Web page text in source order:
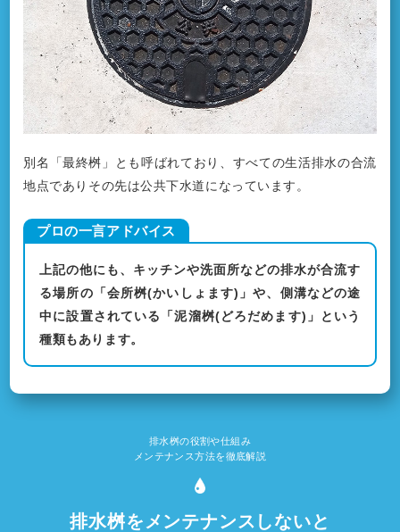
別名「最終桝」とも呼ばれており、すべての生活排水の合流
地点でありその先は公共下水道になっています。
上記の他にも、キッチンや洗面所などの排水が合流す
る場所の「会所桝(かいしょます)」や、側溝などの途
中に設置されている「泥溜桝(どろだめます)」という
種類もあります。
排水桝の役割や仕組み
メンテナンス方法を徹底解説
排水桝をメンテナンスしないと